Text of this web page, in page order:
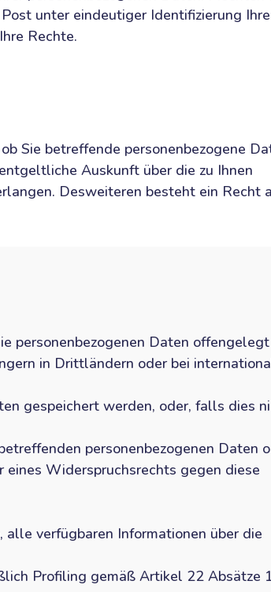
unter eindeutiger Identifizierung
Rechte.
Sie betreffende personenbezogene
Auskunft über die zu Ihnen
Desweiteren besteht ein Recht
personenbezogenen Daten offengelegt
in Drittländern oder bei
gespeichert werden, oder, falls dies
personenbezogenen Daten
Widerspruchsrechts gegen diese
verfügbaren Informationen über die
Profiling gemäß Artikel 22 Absätze